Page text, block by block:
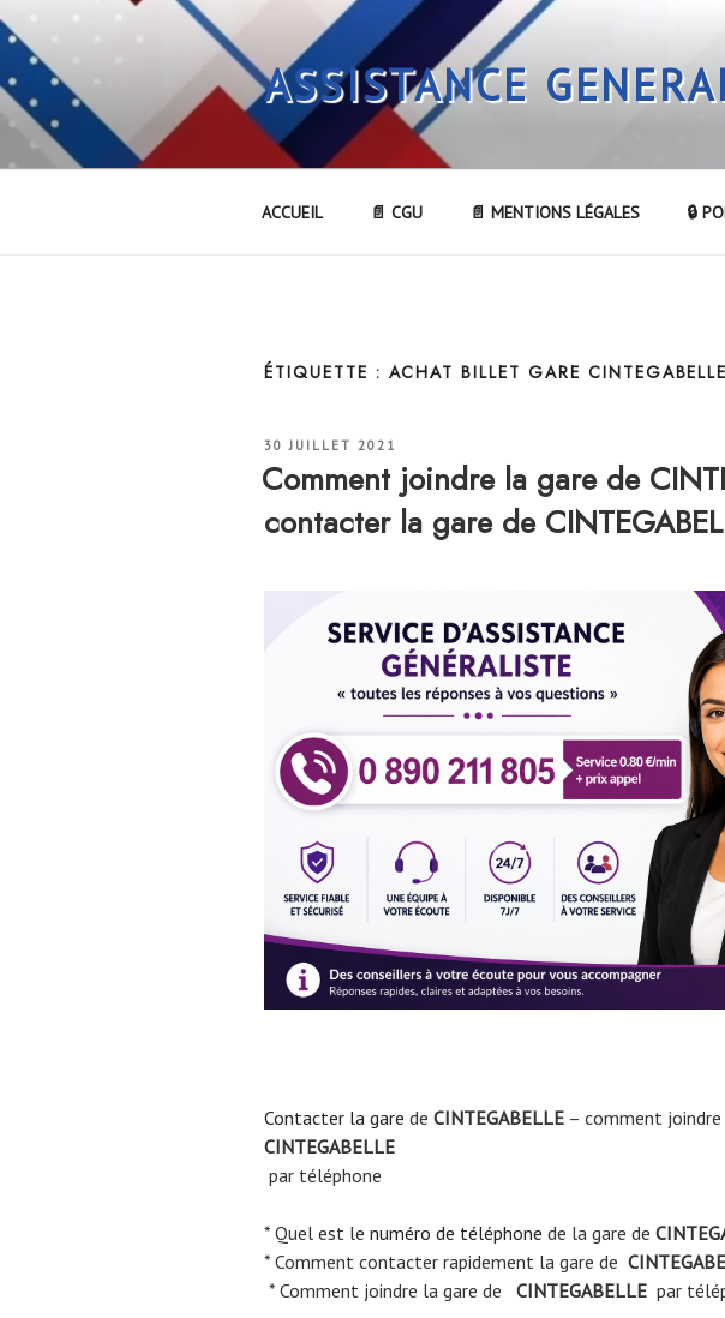
Aller
au
contenu
principal
ASSISTANCE
ACCUEIL 📄 CGU 📄 MENTIONS LÉGALES 🔒
ÉTIQUETTE : ACHAT BILLET GARE CINTEGABELLE
PUBLIÉ
30 JUILLET 2021
Comment joindre la gare de
contacter la gare de
Contacter la gare de CINTEGABELLE – comment joindre
CINTEGABELLE
par téléphone
* Quel est le numéro de téléphone de la gare de
* Comment contacter rapidement la gare de
* Comment joindre la gare de
CINTEGABELLE par